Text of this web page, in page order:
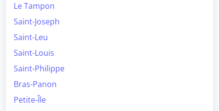
Le Tampon
Saint-Joseph
Saint-Leu
Saint-Louis
Saint-Philippe
Bras-Panon
Petite-Île